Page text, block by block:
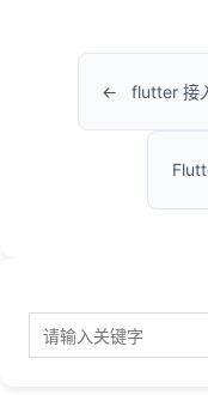
flutter 接